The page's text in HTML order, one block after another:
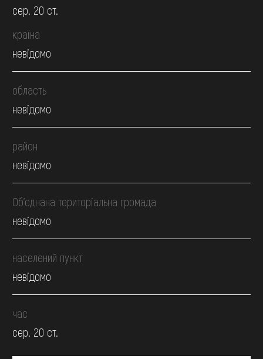
сер. 20 ст.
країна
невідомо
область
невідомо
район
невідомо
Об’єднана територіальна громада
невідомо
населений пункт
невідомо
час
сер. 20 ст.